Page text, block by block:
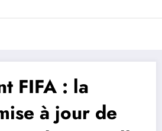
Trivela
L'actualité du football
FIFA : la
à jour de